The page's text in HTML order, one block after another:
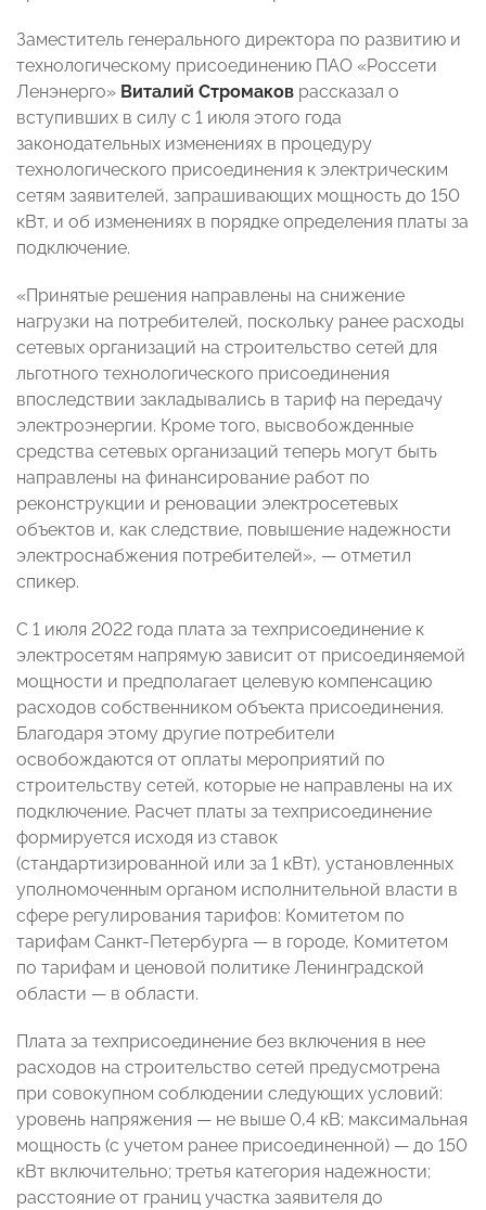
Заместитель генерального директора по развитию и
технологическому присоединению ПАО «Россети
Ленэнерго» Виталий Стромаков рассказал о
вступивших в силу с 1 июля этого года
законодательных изменениях в процедуру
технологического присоединения к электрическим
сетям заявителей, запрашивающих мощность до 150
кВт, и об изменениях в порядке определения платы за
подключение.
«Принятые решения направлены на снижение
нагрузки на потребителей, поскольку ранее расходы
сетевых организаций на строительство сетей для
льготного технологического присоединения
впоследствии закладывались в тариф на передачу
электроэнергии. Кроме того, высвобожденные
средства сетевых организаций теперь могут быть
направлены на финансирование работ по
реконструкции и реновации электросетевых
объектов и, как следствие, повышение надежности
электроснабжения потребителей», — отметил
спикер.
С 1 июля 2022 года плата за техприсоединение к
электросетям напрямую зависит от присоединяемой
мощности и предполагает целевую компенсацию
расходов собственником объекта присоединения.
Благодаря этому другие потребители
освобождаются от оплаты мероприятий по
строительству сетей, которые не направлены на их
подключение. Расчет платы за техприсоединение
формируется исходя из ставок
(стандартизированной или за 1 кВт), установленных
уполномоченным органом исполнительной власти в
сфере регулирования тарифов: Комитетом по
тарифам Санкт-Петербурга — в городе, Комитетом
по тарифам и ценовой политике Ленинградской
области — в области.
Плата за техприсоединение без включения в нее
расходов на строительство сетей предусмотрена
при совокупном соблюдении следующих условий:
уровень напряжения — не выше 0,4 кВ; максимальная
мощность (с учетом ранее присоединенной) — до 150
кВт включительно; третья категория надежности;
расстояние от границ участка заявителя до